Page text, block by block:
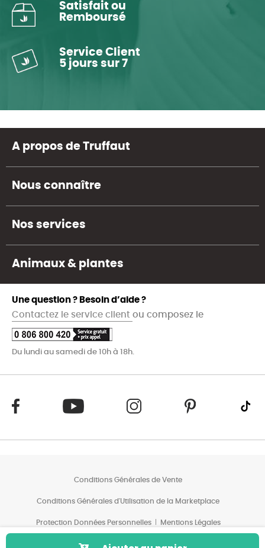
Satisfait ou
Remboursé
Service Client
5 jours sur 7
A propos de Truffaut
Nous connaître
Nos services
Animaux & plantes
Une question ? Besoin d’aide ?
Contactez le service client ou composez le
Du lundi au samedi de 10h à 18h.
Conditions Générales de Vente
Conditions Générales d'Utilisation de la Marketplace
Protection Données Personnelles Mentions Légales
Conditions des Offres*